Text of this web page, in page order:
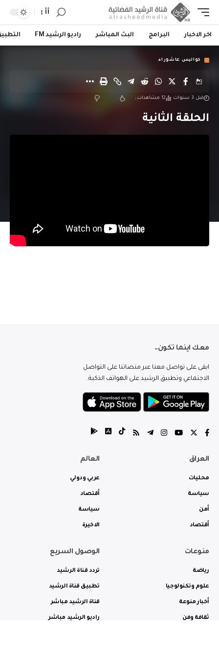
أأ
اخر الاخبار البرامج البث المباشر راديو الرشيد FM
كواليس عاشوراء
قبل 3 سنوات 12 مشاهدات
الحلقة الثانية
معك اينما تكون..
ابقى على تواصل معنا عبر منصاتنا على التواصل
الاجتماعي وتطبيق الرشيد على الهواتف الذكية.
العراق
محليات
سياسة
أمن
أقتصاد
العالم
عربي ودولي
أقتصاد
سياسة
الاخيرة
منوعات
رياضة
علوم وتكنولوجيا
أخبار منوعة
ثقافة وفن
الوصول السريع
تردد قناة الرشيد
تطبيق قناة الرشيد
قناة الرشيد مباشر
راديو الرشيد مباشر